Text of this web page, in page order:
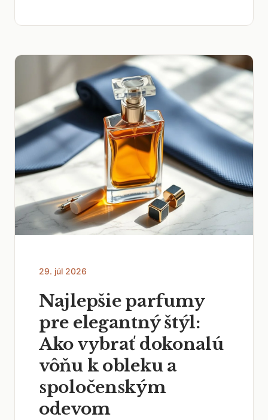
29. júl 2026
Najlepšie parfumy
pre elegantný štýl:
Ako vybrať dokonalú
vôňu k obleku a
spoločenským
odevom